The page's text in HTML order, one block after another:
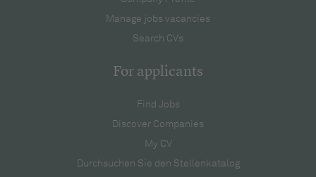
Manage jobs vacancies
Search CVs
For applicants
Find Jobs
Discover Companies
My CV
Durchsuchen Sie den Stellenkatalog